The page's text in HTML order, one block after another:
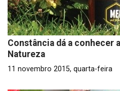
Constância dá a conhecer
Natureza
11 novembro 2015, quarta-feira